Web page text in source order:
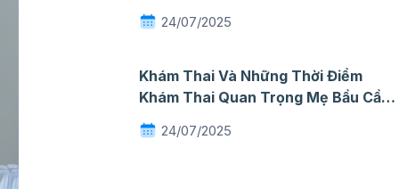
Thầm Lặng Mà Nhiều Phụ Nữ Chủ
Quan
24/07/2025
Khám Thai Và Những Thời Điểm
Khám Thai Quan Trọng Mẹ Bầu Cần
Ghi Nhớ
24/07/2025